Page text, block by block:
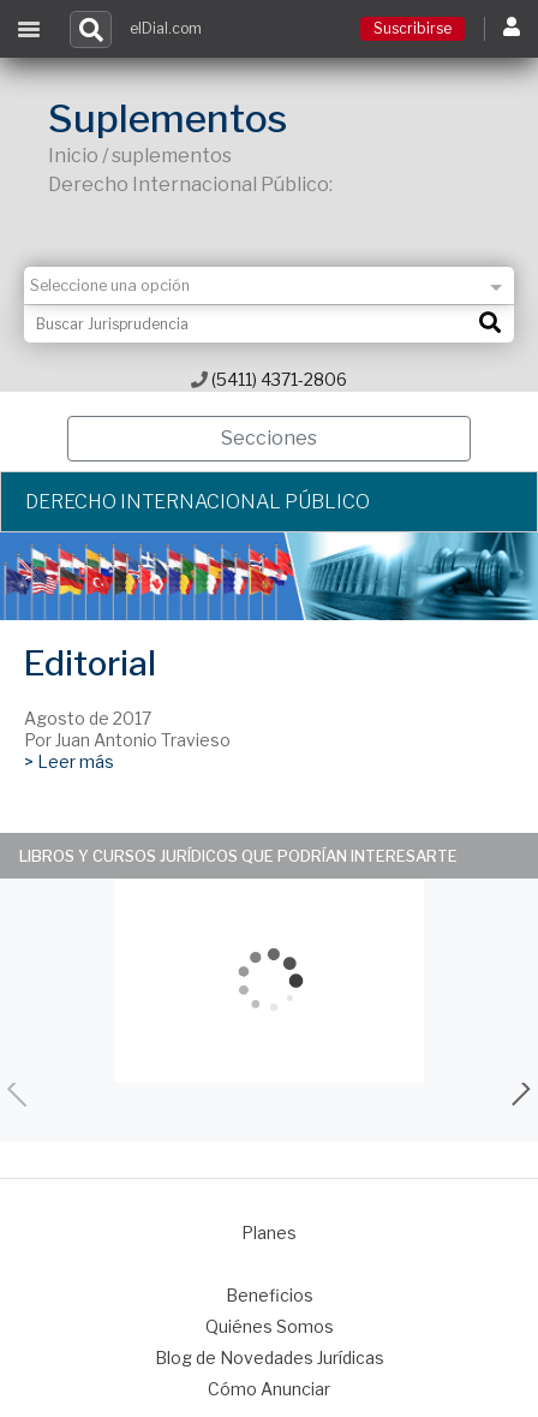
elDial.com Suscribirse
Suplementos
Inicio / suplementos
Derecho Internacional Público:
(5411) 4371-2806
Secciones
DERECHO INTERNACIONAL PÚBLICO
Editorial
Agosto de 2017
Por Juan Antonio Travieso
> Leer más
LIBROS Y CURSOS JURÍDICOS QUE PODRÍAN INTERESARTE
Planes
Beneficios
Quiénes Somos
Blog de Novedades Jurídicas
Cómo Anunciar